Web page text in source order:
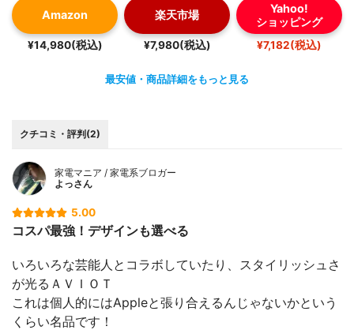
Amazon
¥14,980(税込)
楽天市場
¥7,980(税込)
Yahoo!
ショッピング
¥7,182(税込)
最安値・商品詳細をもっと見る
クチコミ・評判(2)
家電マニア / 家電系ブロガー
よっさん
5.00
コスパ最強！デザインも選べる
いろいろな芸能人とコラボしていたり、スタイリッシュさ
が光るＡＶＩＯＴ
これは個人的にはAppleと張り合えるんじゃないかという
くらい名品です！